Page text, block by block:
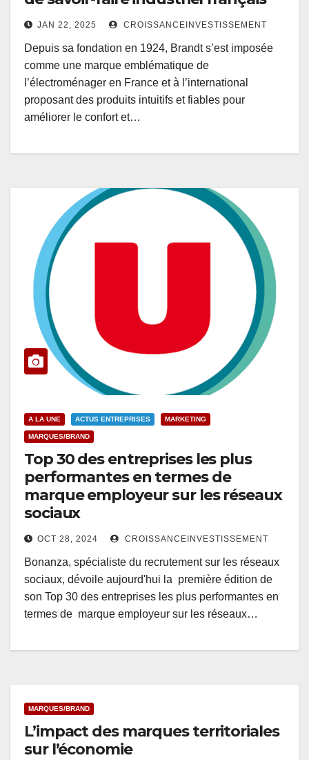
JAN 22, 2025 CROISSANCEINVESTISSEMENT
Depuis sa fondation en 1924, Brandt s’est imposée
comme une marque emblématique de
l’électroménager en France et à l’international
proposant des produits intuitifs et fiables pour
améliorer le confort et…
A LA UNE ACTUS ENTREPRISES MARKETING
MARQUES/BRAND
Top 30 des entreprises les plus
performantes en termes de
marque employeur sur les réseaux
sociaux
OCT 28, 2024 CROISSANCEINVESTISSEMENT
Bonanza, spécialiste du recrutement sur les réseaux
sociaux, dévoile aujourd'hui la première édition de
son Top 30 des entreprises les plus performantes en
termes de marque employeur sur les réseaux…
MARQUES/BRAND
L’impact des marques territoriales
sur l’économie